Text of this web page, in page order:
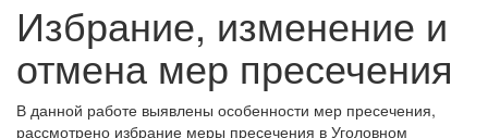
Избрание, изменение и
отмена мер пресечения
В данной работе выявлены особенности мер пресечения,
рассмотрено избрание меры пресечения в Уголовном